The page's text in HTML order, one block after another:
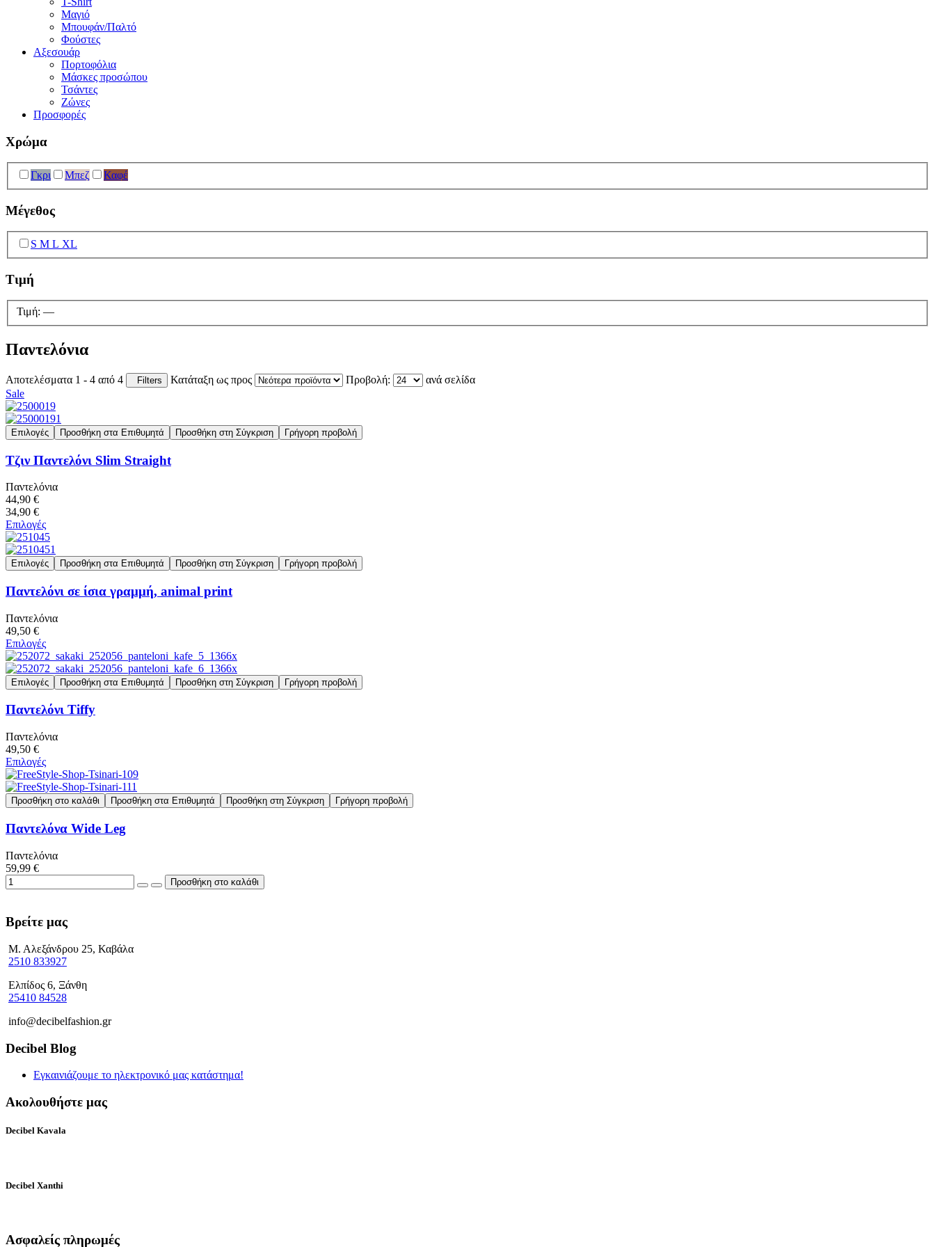
Μαγιό
Μπουφάν/Παλτό
Φούστες
Αξεσουάρ
Πορτοφόλια
Μάσκες προσώπου
Τσάντες
Ζώνες
Προσφορές
Χρώμα
Γκρι Μπεζ Καφέ
Μέγεθος
S M L XL
Τιμή
Τιμή: —
Παντελόνια
Αποτελέσματα 1 - 4 από 4 Filters Κατάταξη ως προς Προβολή:
ανά σελίδα
Sale
Επιλογές Προσθήκη στα Επιθυμητά Προσθήκη στη Σύγκριση Γρήγορη προβολή
Τζιν Παντελόνι Slim Straight
Παντελόνια
44,90 €
34,90 €
Επιλογές
Επιλογές Προσθήκη στα Επιθυμητά Προσθήκη στη Σύγκριση Γρήγορη προβολή
Παντελόνι σε ίσια γραμμή, animal print
Παντελόνια
49,50 €
Επιλογές
Επιλογές Προσθήκη στα Επιθυμητά Προσθήκη στη Σύγκριση Γρήγορη προβολή
Παντελόνι Tiffy
Παντελόνια
49,50 €
Επιλογές
Προσθήκη στο καλάθι Προσθήκη στα Επιθυμητά Προσθήκη στη Σύγκριση Γρήγορη προβολή
Παντελόνα Wide Leg
Παντελόνια
59,99 €
Βρείτε μας
Μ. Αλεξάνδρου 25, Καβάλα
2510 833927
Ελπίδος 6, Ξάνθη
25410 84528
info@decibelfashion.gr
Decibel Blog
Εγκαινιάζουμε το ηλεκτρονικό μας κατάστημα!
Ακολουθήστε μας
Decibel Kavala
Decibel Xanthi
Ασφαλείς πληρωμές